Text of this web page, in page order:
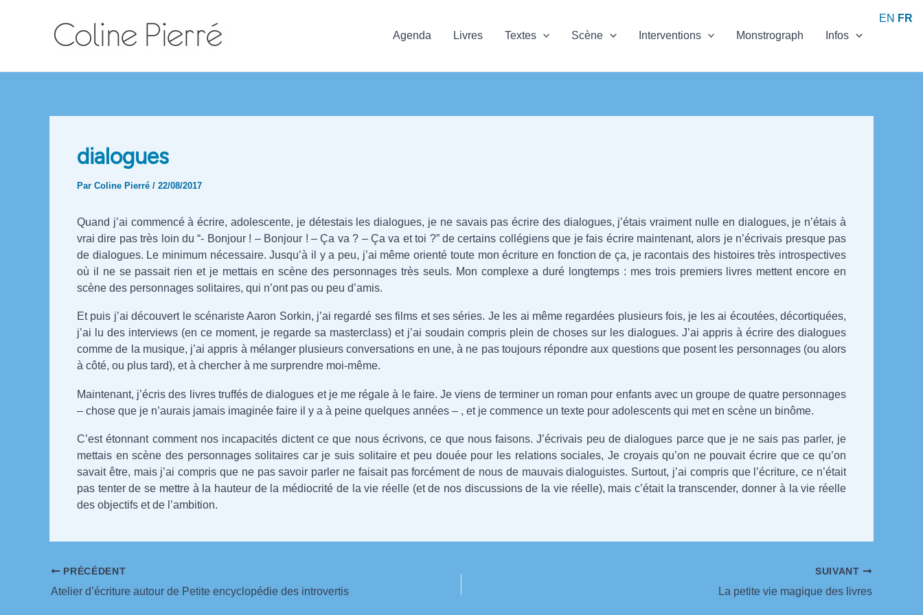
Agenda Livres Textes Scène Interventions Monstrograph Infos
dialogues
Par Coline Pierré / 22/08/2017
Quand j’ai commencé à écrire, adolescente, je détestais les dialogues, je ne savais pas écrire des dialogues, j’étais vraiment nulle en dialogues, je n’étais à
vrai dire pas très loin du “- Bonjour ! – Bonjour ! – Ça va ? – Ça va et toi ?” de certains collégiens que je fais écrire maintenant, alors je n’écrivais presque pas
de dialogues. Le minimum nécessaire. Jusqu’à il y a peu, j’ai même orienté toute mon écriture en fonction de ça, je racontais des histoires très introspectives
où il ne se passait rien et je mettais en scène des personnages très seuls. Mon complexe a duré longtemps : mes trois premiers livres mettent encore en
scène des personnages solitaires, qui n’ont pas ou peu d’amis.
Et puis j’ai découvert le scénariste Aaron Sorkin, j’ai regardé ses films et ses séries. Je les ai même regardées plusieurs fois, je les ai écoutées, décortiquées,
j’ai lu des interviews (en ce moment, je regarde sa masterclass) et j’ai soudain compris plein de choses sur les dialogues. J’ai appris à écrire des dialogues
comme de la musique, j’ai appris à mélanger plusieurs conversations en une, à ne pas toujours répondre aux questions que posent les personnages (ou alors
à côté, ou plus tard), et à chercher à me surprendre moi-même.
Maintenant, j’écris des livres truffés de dialogues et je me régale à le faire. Je viens de terminer un roman pour enfants avec un groupe de quatre personnages
– chose que je n’aurais jamais imaginée faire il y a à peine quelques années – , et je commence un texte pour adolescents qui met en scène un binôme.
C’est étonnant comment nos incapacités dictent ce que nous écrivons, ce que nous faisons. J’écrivais peu de dialogues parce que je ne sais pas parler, je
mettais en scène des personnages solitaires car je suis solitaire et peu douée pour les relations sociales, Je croyais qu’on ne pouvait écrire que ce qu’on
savait être, mais j’ai compris que ne pas savoir parler ne faisait pas forcément de nous de mauvais dialoguistes. Surtout, j’ai compris que l’écriture, ce n’était
pas tenter de se mettre à la hauteur de la médiocrité de la vie réelle (et de nos discussions de la vie réelle), mais c’était la transcender, donner à la vie réelle
des objectifs et de l’ambition.
Navigation
des
PRÉCÉDENT
Atelier d’écriture autour de Petite encyclopédie des introvertis
SUIVANT
La petite vie magique des livres
EN FR